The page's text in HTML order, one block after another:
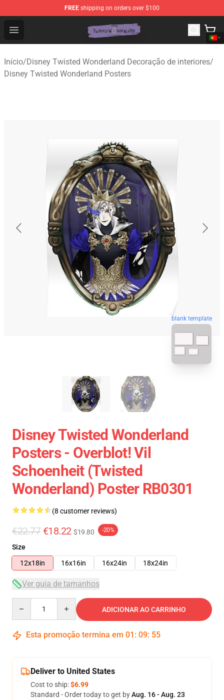
FREE shipping on orders over $100
Open menu
Twisted Wonderland Store - Official Twisted
Início/Disney Twisted Wonderland Decoração de interiores/
Disney Twisted Wonderland Posters
blank template
Disney Twisted Wonderland
Posters - Overblot! Vil
Schoenheit (Twisted
Wonderland) Poster RB0301
(8 customer reviews)
€22.77 €18.22 $19.80 -20%
Size
12x18in
16x16in 16x24in 18x24in
Ver guia de tamanhos
ADICIONAR AO CARRINHO
Esta promoção termina em 01 : 09: 54
Deliver to United States
Cost to ship:$6.99
Standard - Order today to get byAug. 16 - Aug. 23